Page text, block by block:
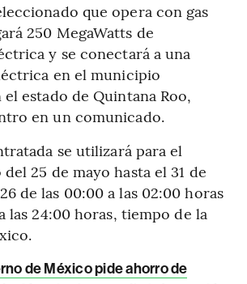
que opera con gas
250 MegaWatts de
y se conectará a una
en el municipio
estado de Quintana Roo,
en un comunicado.
se utilizará para el
25 de mayo hasta el 31 de
de las 00:00 a las 02:00 horas
las 24:00 horas, tiempo de la
de México pide ahorro de